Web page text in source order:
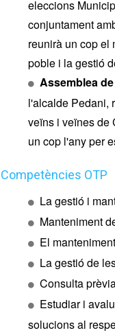
eleccions
conjuntament
reunirà un cop el
poble i la gestió
Assemblea
l'alcalde Pedani,
veïns i veïnes de
un cop l'any per
Competències OTP
La gestió i
Manteniment
El
La gestió de
Consulta
Estudiar i
solucions al